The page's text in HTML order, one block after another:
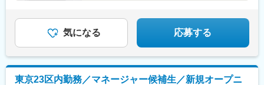
気になる 応募する
東京23区内勤務／マネージャー候補生／新規オープニ